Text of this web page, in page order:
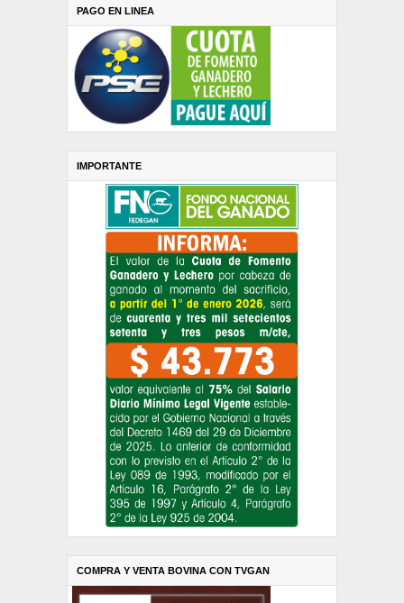
PAGO EN LINEA
IMPORTANTE
COMPRA Y VENTA BOVINA CON TVGAN